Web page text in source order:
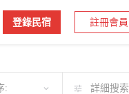
登錄民宿 註冊會員
: 詳細搜索